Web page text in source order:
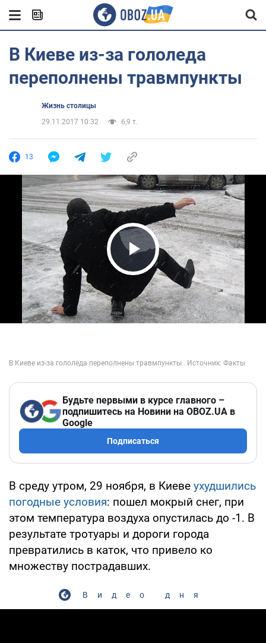
В Киеве из-за гололеда
переполнены травмпункты
Жизнь столицы
29.11.2017 10:32
6,9 т.
13
Play Video
Будьте первыми в курсе главного –
подпишитесь на Новини на OBOZ.UA в
Google
Подписаться
В среду утром, 29 ноября, в Киеве ухудшились
погодные условия: пошел мокрый снег, при
этом температура воздуха опустилась до -1. В
результате тротуары и дороги города
превратились в каток, что привело ко
множеству пострадавших.
Видео дня